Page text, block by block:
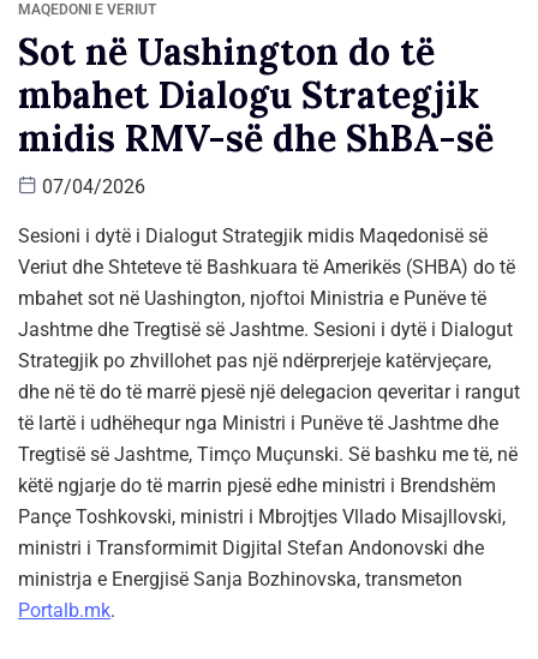
MAQEDONI E VERIUT
Sot në Uashington do të
mbahet Dialogu Strategjik
midis RMV-së dhe ShBA-së
07/04/2026
Sesioni i dytë i Dialogut Strategjik midis Maqedonisë së
Veriut dhe Shteteve të Bashkuara të Amerikës (SHBA) do të
mbahet sot në Uashington, njoftoi Ministria e Punëve të
Jashtme dhe Tregtisë së Jashtme. Sesioni i dytë i Dialogut
Strategjik po zhvillohet pas një ndërprerjeje katërvjeçare,
dhe në të do të marrë pjesë një delegacion qeveritar i rangut
të lartë i udhëhequr nga Ministri i Punëve të Jashtme dhe
Tregtisë së Jashtme, Timço Muçunski. Së bashku me të, në
këtë ngjarje do të marrin pjesë edhe ministri i Brendshëm
Pançe Toshkovski, ministri i Mbrojtjes Vllado Misajllovski,
ministri i Transformimit Digjital Stefan Andonovski dhe
ministrja e Energjisë Sanja Bozhinovska, transmeton
Portalb.mk.